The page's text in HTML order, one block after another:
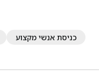
כניסת אנשי מקצוע